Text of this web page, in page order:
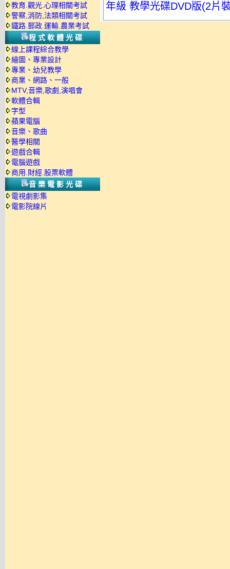
教育.觀光.心理相關考試
警察,消防,法類相關考試
鐵路.郵政.運輸.農業考試
程式軟體光碟
線上課程綜合教學
繪圖、專業設計
專業、幼兒教學
商業、網路、一般
MTV,音樂,歌劇,演唱會
軟體合輯
字型
蘋果電腦
音樂、歌曲
醫學相關
遊戲合輯
電腦遊戲
商用.財經.股票軟體
音樂電影光碟
電視劇影集
電影院線片
年級 教學光碟DVD版(2片